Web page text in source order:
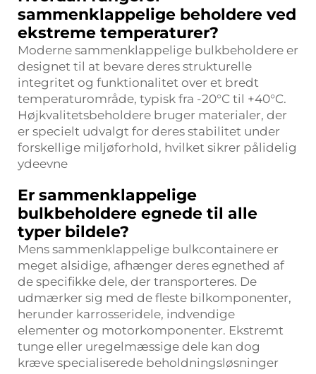
sammenklappelige beholdere ved
ekstreme temperaturer?
Moderne sammenklappelige bulkbeholdere er
designet til at bevare deres strukturelle
integritet og funktionalitet over et bredt
temperaturområde, typisk fra -20°C til +40°C.
Højkvalitetsbeholdere bruger materialer, der
er specielt udvalgt for deres stabilitet under
forskellige miljøforhold, hvilket sikrer pålidelig
ydeevne
Er sammenklappelige
bulkbeholdere egnede til alle
typer bildele?
Mens sammenklappelige bulkcontainere er
meget alsidige, afhænger deres egnethed af
de specifikke dele, der transporteres. De
udmærker sig med de fleste bilkomponenter,
herunder karrosseridele, indvendige
elementer og motorkomponenter. Ekstremt
tunge eller uregelmæssige dele kan dog
kræve specialiserede beholdningsløsninger